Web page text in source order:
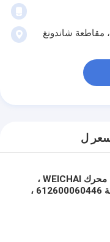
، مقاطعة شاندونغ
ل
أجزاء محرك WEICHAI ،
مروحة 612600060446 ،